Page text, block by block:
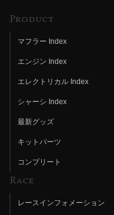
Product
マフラー Index
エンジン Index
エレクトリカル Index
シャーシ Index
最新グッズ
キットパーツ
コンプリート
Race
レースインフォメーション